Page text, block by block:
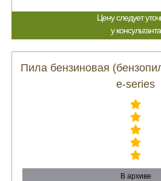
Цену следует
у консультанта
Пила бензиновая
e-series
В архиве